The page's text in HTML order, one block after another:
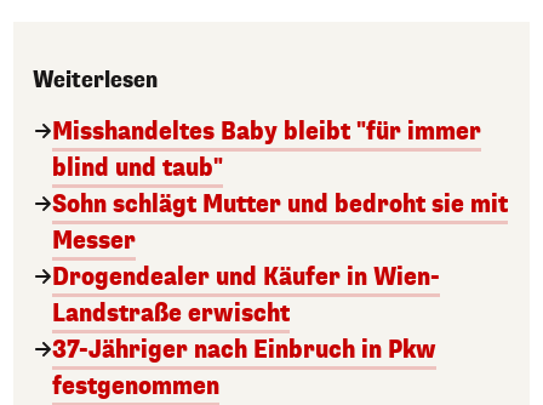
Weiterlesen
Misshandeltes Baby bleibt "für immer
blind und taub"
Sohn schlägt Mutter und bedroht sie mit
Messer
Drogendealer und Käufer in Wien-
Landstraße erwischt
37-Jähriger nach Einbruch in Pkw
festgenommen